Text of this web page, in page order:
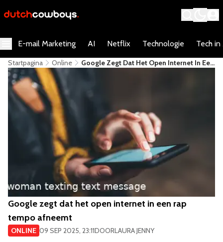
E-mail Marketing AI Netflix Technologie Tech in
Startpagina Online
Google Zegt Dat Het Open Internet In Een
Google zegt dat het open internet in een rap
tempo afneemt
ONLINE 09 SEP 2025, 23:11DOORLAURA JENNY